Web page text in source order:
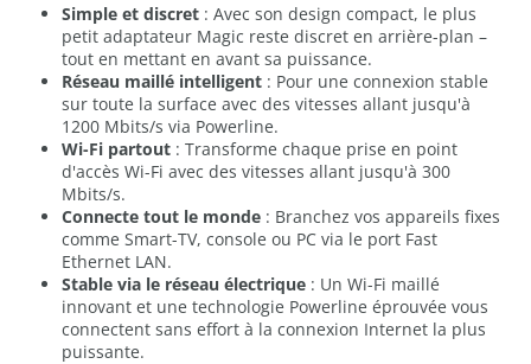
Simple et discret : Avec son design compact, le plus
petit adaptateur Magic reste discret en arrière-plan –
tout en mettant en avant sa puissance.
Réseau maillé intelligent : Pour une connexion stable
sur toute la surface avec des vitesses allant jusqu'à
1200 Mbits/s via Powerline.
Wi-Fi partout : Transforme chaque prise en point
d'accès Wi-Fi avec des vitesses allant jusqu'à 300
Mbits/s.
Connecte tout le monde : Branchez vos appareils fixes
comme Smart-TV, console ou PC via le port Fast
Ethernet LAN.
Stable via le réseau électrique : Un Wi-Fi maillé
innovant et une technologie Powerline éprouvée vous
connectent sans effort à la connexion Internet la plus
puissante.